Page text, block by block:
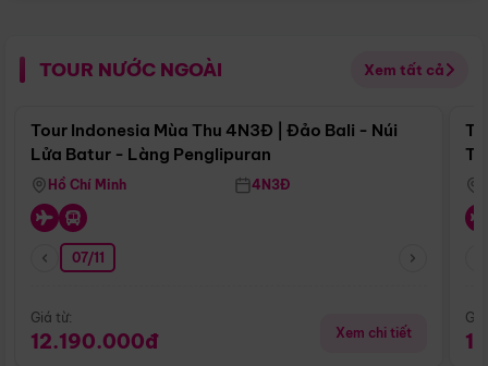
TOUR NƯỚC NGOÀI Xem tất cả
Điểm nổi bật
Tour Indonesia Mùa Thu 4N3Đ | Đảo Bali - Núi
Lửa Batur - Làng Penglipuran
Hồ Chí Minh 4N3Đ
07/11
Giá từ:
12.190.000đ Xem chi tiết